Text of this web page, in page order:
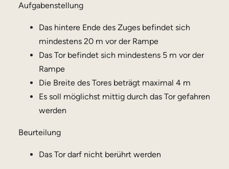
Aufgabenstellung
Das hintere Ende des Zuges befindet sich
mindestens 20 m vor der Rampe
Das Tor befindet sich mindestens 5 m vor der
Rampe
Die Breite des Tores beträgt maximal 4 m
Es soll möglichst mittig durch das Tor gefahren
werden
Beurteilung
Das Tor darf nicht berührt werden